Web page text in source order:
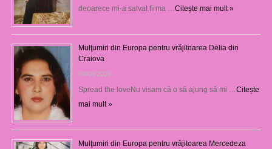
deoarece mi-a salvat firma …Citește mai mult »
Mulţumiri din Europa pentru vrăjitoarea Delia din
Craiova
09/08/2026
Spread the loveNu visam că o să ajung să mi …Citește
mai mult »
Mulţumiri din Europa pentru vrăjitoarea Mercedeza